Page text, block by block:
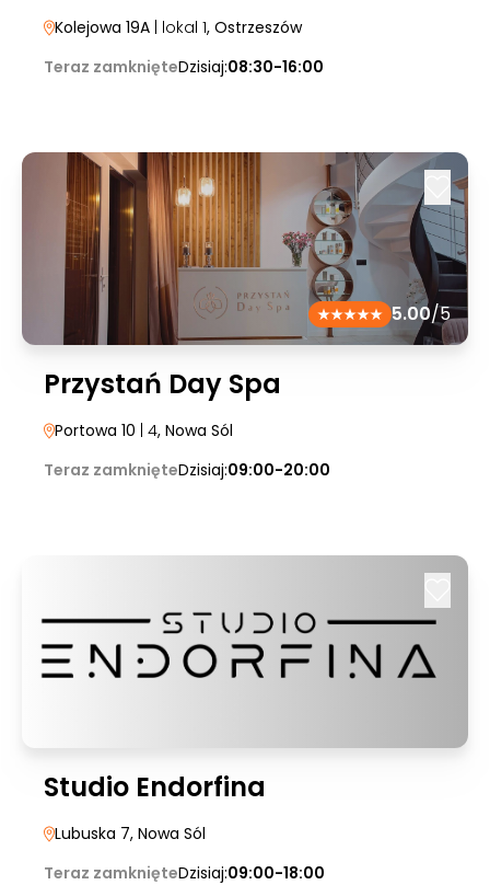
Kolejowa 19A | lokal 1, Ostrzeszów
Teraz zamknięteDzisiaj:08:30-16:00
5.00/5
Przystań Day Spa
Portowa 10 | 4, Nowa Sól
Teraz zamknięteDzisiaj:09:00-20:00
Studio Endorfina
Lubuska 7, Nowa Sól
Teraz zamknięteDzisiaj:09:00-18:00